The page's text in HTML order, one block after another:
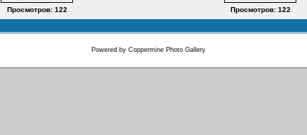
Просмотров: 122 Просмотров: 122
Powered by Coppermine Photo Gallery